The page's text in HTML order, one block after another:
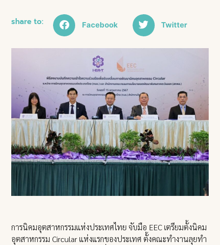
share to: Facebook Twitter
การนิคมอุตสาหกรรมแห่งประเทศไทย จับมือ EEC เตรียมตั้งนิคม
อุตสาหกรรม Circular แห่งแรกของประเทศ ตั้งคณะทำงานลุยทำ